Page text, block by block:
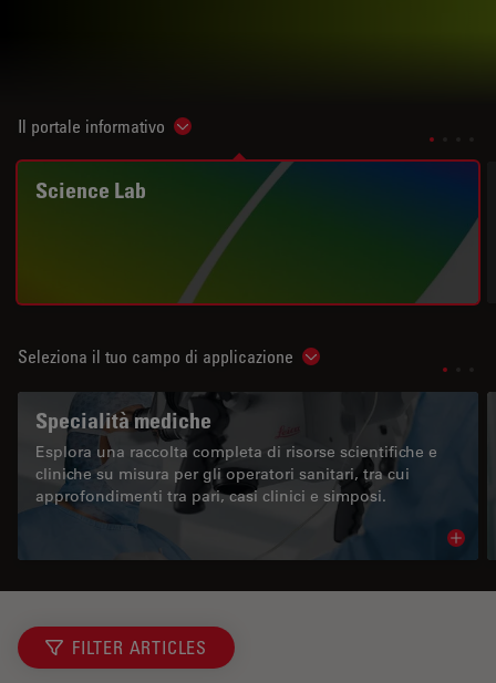
Il portale informativo Show subnavigation
Science Lab
Seleziona il tuo campo di applicazione Show subnavigation
Specialità mediche
Esplora una raccolta completa di risorse scientifiche e
cliniche su misura per gli operatori sanitari, tra cui
approfondimenti tra pari, casi clinici e simposi.
FILTER ARTICLES